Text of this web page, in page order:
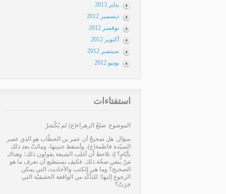
يناير 2013
ديسمبر 2012
نوفمبر 2012
أكتوبر 2012
سبتمبر 2012
يونيو 2012
استفتاءات
الموضوع: ضلعُ الزهراء(ع) لم يُكْسَرْ
سؤال: هل صحيحٌ أن عمر بن الخطّاب هو الذي عصر
السيّدة فاطمة(ع)، وأسقط جنينها، وماتَتْ بعد ذلك
بأيّامٍ؟ إذ نلاحظ أن أغلب الشيعة يقولون ذلك؛ وهناك
مَنْ ينفي صحّة ذلك. فكيف نستطيع أن نعرف ما هو
الصحيح؟ وما هي الكتب والأحاديث التي يمكن
الرجوع إليها؛ للتأكُّد من الواقعة الحقيقيّة التي
جَرَتْ؟